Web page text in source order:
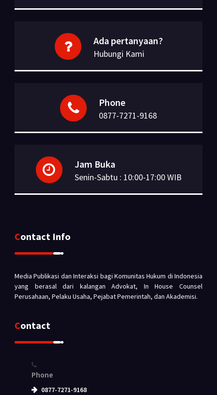
Ada pertanyaan?
Hubungi Kami
Phone
0877-7271-9168
Jam Buka
Senin-Sabtu : 10:00-17:00 WIB
Contact Info
Media Publikasi dan Interaksi bagi Komunitas Hukum di Indonesia
yang berasal dari kalangan Advokat, In House Counsel
Perusahaan, Pelaku Usaha, Pejabat Pemerintah, dan Akademisi.
Contact
Phone
0877-7271-9168